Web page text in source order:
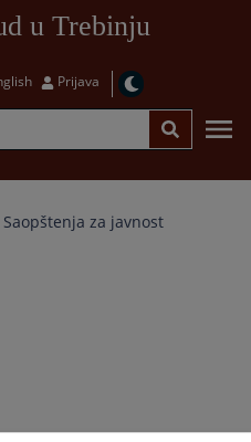
u Trebinju
Prijava
Saopštenja za javnost